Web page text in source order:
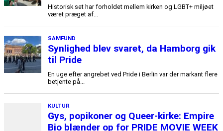
Historisk set har forholdet mellem kirken og LGBT+ miljøet
været præget af...
SAMFUND
Synlighed blev svaret, da Hamborg gik
til Pride
En uge efter angrebet ved Pride i Berlin var der markant flere
betjente på...
KULTUR
Gys, popikoner og Queer-kirke: Empire
Bio blænder op for PRIDE MOVIE WEEK